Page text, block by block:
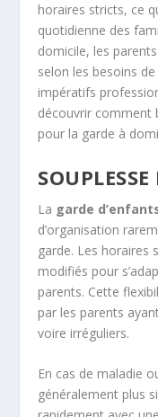
horaires stricts, ce
quotidienne des
domicile, les
selon les besoins
impératifs
découvrir comment
pour la garde à
La garde
d’organisation
garde. Les horaires
modifiés pour
parents. Cette
par les parents
voire irréguliers.
En cas de maladie
généralement plus